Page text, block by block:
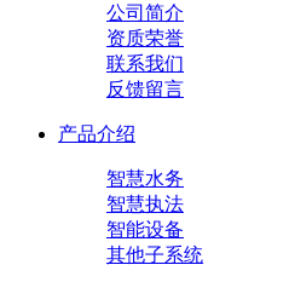
公司简介
资质荣誉
联系我们
反馈留言
产品介绍
智慧水务
智慧执法
智能设备
其他子系统